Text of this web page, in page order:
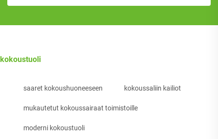
kokoustuoli
saaret kokoushuoneeseen kokoussaliin kailiot
mukautetut kokoussairaat toimistoille
moderni kokoustuoli